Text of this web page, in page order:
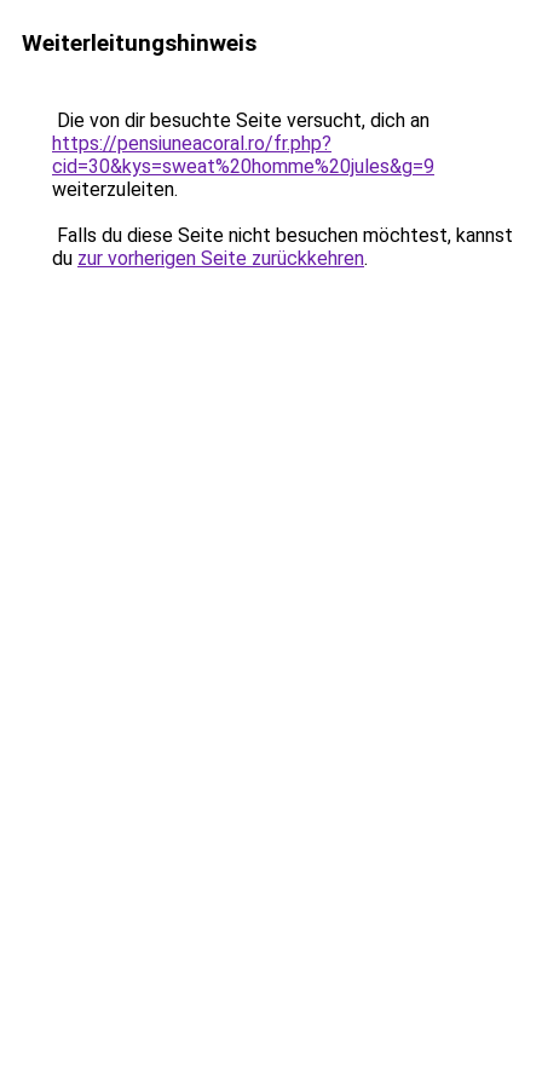
Weiterleitungshinweis
Die von dir besuchte Seite versucht, dich an
https://pensiuneacoral.ro/fr.php?
cid=30&kys=sweat%20homme%20jules&g=9
weiterzuleiten.
Falls du diese Seite nicht besuchen möchtest, kannst
du zur vorherigen Seite zurückkehren.